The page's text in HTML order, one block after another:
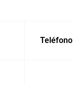
Teléfono